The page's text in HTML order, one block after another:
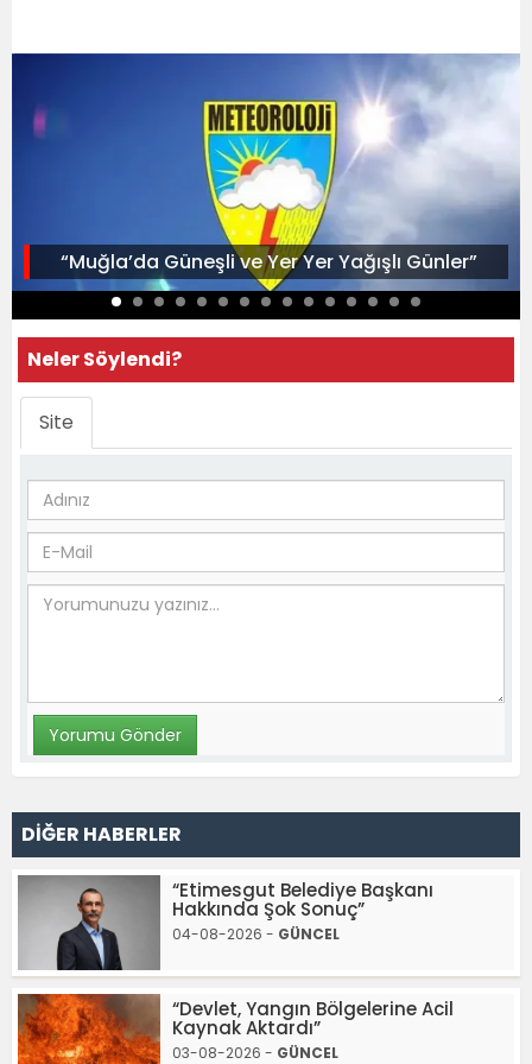
“Muğla’da Güneşli ve Yer Yer Yağışlı Günler”
Neler Söylendi?
Site
DİĞER HABERLER
“Etimesgut Belediye Başkanı
Hakkında Şok Sonuç”
04-08-2026 - GÜNCEL
“Devlet, Yangın Bölgelerine Acil
Kaynak Aktardı”
03-08-2026 - GÜNCEL